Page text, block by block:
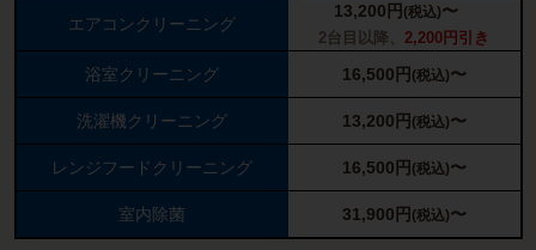
エアコンクリーニング
13,200 円 (税込)〜
2台目以降、 2,200円引き
浴室クリーニング 16,500 円 (税込)〜
洗濯機クリーニング 13,200 円 (税込)〜
レンジフードクリーニング 16,500 円 (税込)〜
室内除菌 31,900 円 (税込)〜